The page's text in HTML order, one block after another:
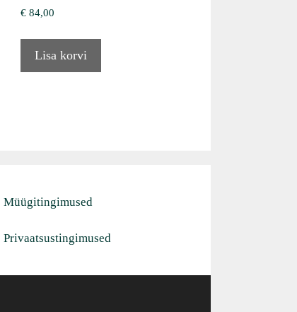
€84,00
Lisa korvi
Müügitingimused
Privaatsustingimused